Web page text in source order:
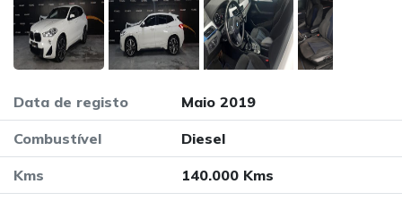
Data de registo Maio 2019
Combustível Diesel
Kms 140.000 Kms